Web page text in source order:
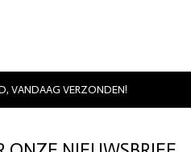
VANDAAG VERZONDEN!